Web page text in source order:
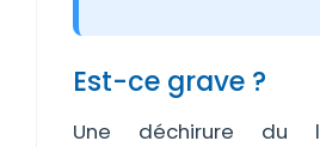
Est-ce grave ?
Une déchirure du